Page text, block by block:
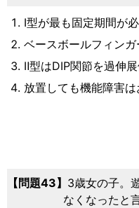
Ⅰ型が最も固定期間が
ベースボールフィン
Ⅱ型はDIP関節を過伸
放置しても機能障害
問題43
3歳女の子。
なくなったと